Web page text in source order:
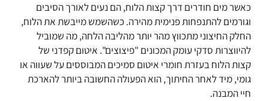
כאשר מים חודרים דרך קצות הלוח, הם נעים לאורך הסיבים
וגורמים להתנפחות פנימית מהירה. כשהשמש מייבשת את הלוח,
החלק החיצוני מתכווץ מהר יותר מהליבה הלחה, מה שמוביל
להיווצרות סדקי עומק המכונים "פיצוצים". איטום קפדני של
קצות הלוח בעזרת חומרי איטום סמיכים המבוססים על שעווה או
גומי, מיד לאחר החיתוך, הוא הפעולה החשובה ביותר להארכת
חיי המבנה.